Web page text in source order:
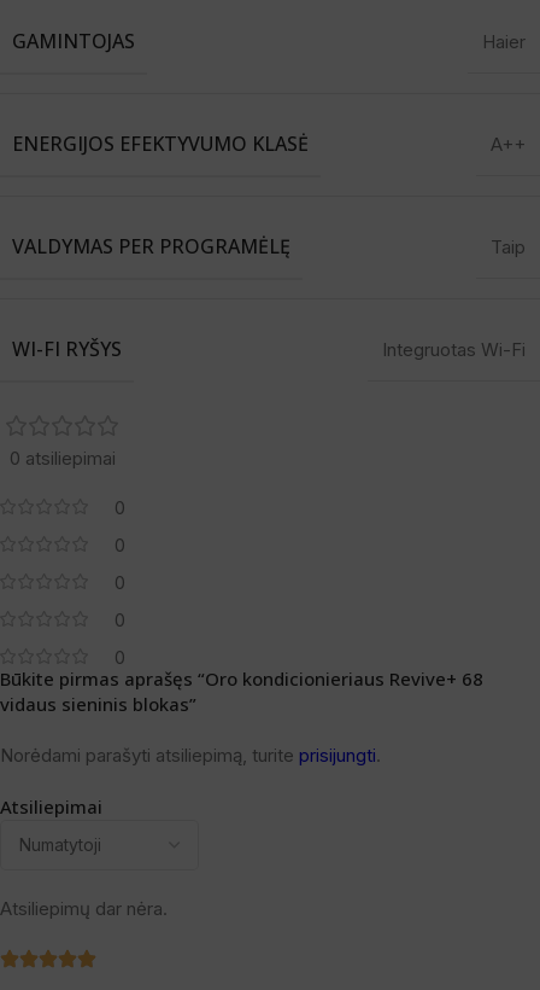
GAMINTOJAS Haier
ENERGIJOS EFEKTYVUMO KLASĖ A++
VALDYMAS PER PROGRAMĖLĘ Taip
WI-FI RYŠYS Integruotas Wi-Fi
0 atsiliepimai
0
0
0
0
0
Atsiliepimai
Atsiliepimų dar nėra.
Būkite pirmas aprašęs “Oro kondicionieriaus Revive+ 68
vidaus sieninis blokas”
Norėdami parašyti atsiliepimą, turite prisijungti.